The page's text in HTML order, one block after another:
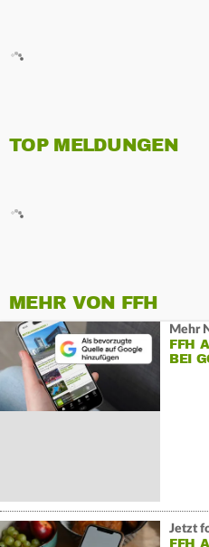
TOP MELDUNGEN
MEHR VON FFH
Mehr
FFH
BEI
Jetzt